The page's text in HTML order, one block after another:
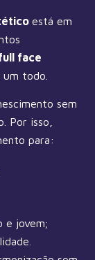
está em
face
todo.
sem
Por isso,
para:
e jovem;